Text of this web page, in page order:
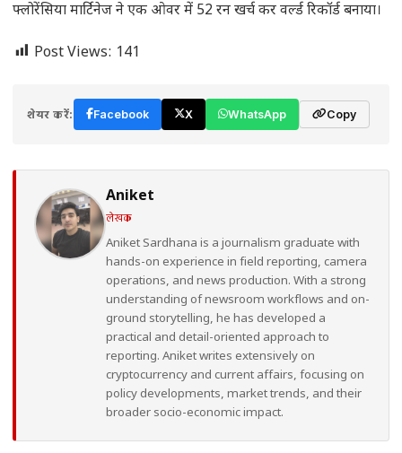
फ्लोरेंसिया मार्टिनेज ने एक ओवर में 52 रन खर्च कर वर्ल्ड रिकॉर्ड बनाया।
Post Views: 141
शेयर करें: Facebook X WhatsApp Copy
Aniket
लेखक
Aniket Sardhana is a journalism graduate with
hands-on experience in field reporting, camera
operations, and news production. With a strong
understanding of newsroom workflows and on-
ground storytelling, he has developed a
practical and detail-oriented approach to
reporting. Aniket writes extensively on
cryptocurrency and current affairs, focusing on
policy developments, market trends, and their
broader socio-economic impact.